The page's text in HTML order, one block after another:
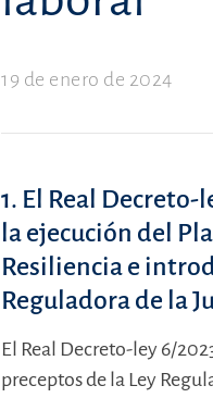
19 de enero de 2024
1. El Real
la ejecución del
Resiliencia e
Reguladora de la
El Real Decreto-ley 6/
preceptos de la Ley